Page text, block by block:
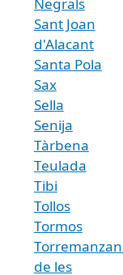
Sant Joan
d'Alacant
Santa Pola
Sax
Sella
Senija
Tàrbena
Teulada
Tibi
Tollos
Tormos
de les